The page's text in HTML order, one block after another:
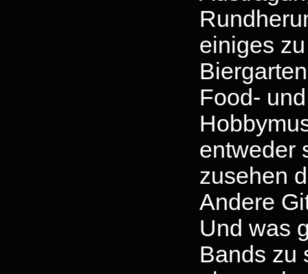
einiges
Food-
entweder
zusehen
Andere
Und was
Bands zu